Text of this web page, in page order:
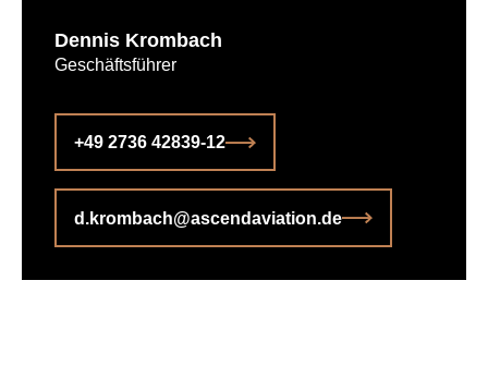
Dennis Krombach
Geschäftsführer
+49 2736 42839-12
d.krombach@ascendaviation.de